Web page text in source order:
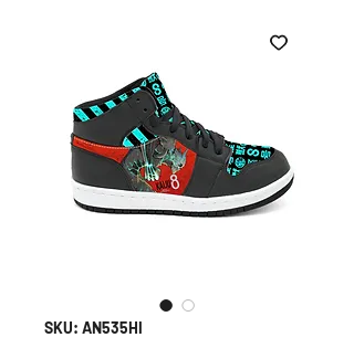
SKU: AN535HI